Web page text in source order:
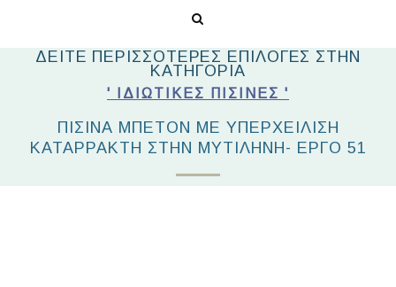
ΔΕΙΤΕ ΠΕΡΙΣΣΟΤΕΡΕΣ ΕΠΙΛΟΓΕΣ ΣΤΗΝ
ΚΑΤΗΓΟΡΙΑ
' ΙΔΙΩΤΙΚΈΣ ΠΙΣΊΝΕΣ '
ΠΙΣΊΝΑ ΜΠΕΤΌΝ ΜΕ ΥΠΕΡΧΕΊΛΙΣΗ
ΚΑΤΑΡΡΆΚΤΗ ΣΤΗΝ ΜΥΤΙΛΉΝΗ- ΈΡΓΟ 51